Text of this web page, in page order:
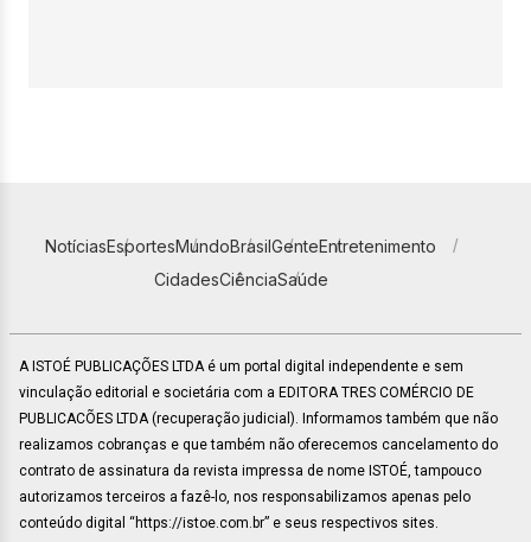
NotíciasEsportesMundoBrasilGenteEntretenimento
CidadesCiênciaSaúde
A ISTOÉ PUBLICAÇÕES LTDA é um portal digital independente e sem
vinculação editorial e societária com a EDITORA TRES COMÉRCIO DE
PUBLICACÕES LTDA (recuperação judicial). Informamos também que não
realizamos cobranças e que também não oferecemos cancelamento do
contrato de assinatura da revista impressa de nome ISTOÉ, tampouco
autorizamos terceiros a fazê-lo, nos responsabilizamos apenas pelo
conteúdo digital “https://istoe.com.br” e seus respectivos sites.